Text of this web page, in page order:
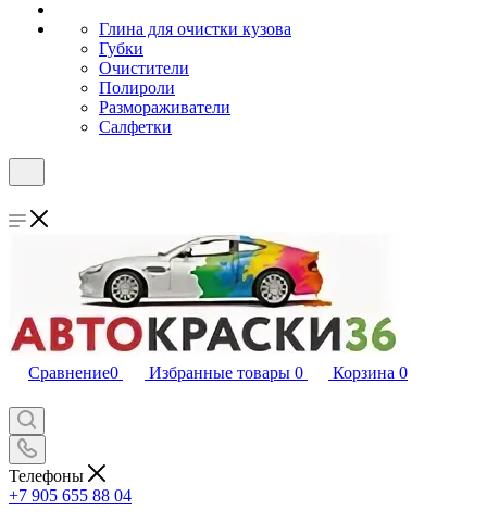
Глина для очистки кузова
Губки
Очистители
Полироли
Размораживатели
Салфетки
Сравнение0 Избранные товары 0 Корзина 0
Телефоны
+7 905 655 88 04